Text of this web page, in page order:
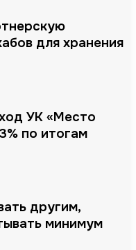
для хранения
УК «Место
по итогам
другим,
минимум